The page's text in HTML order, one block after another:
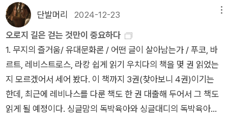
yal democrat의 기본 행동을 두 저자는 이렇게 세 가지로 정리
한다. 첫째, 승패를 떠나 자유롭고 공정한 선거의 결과를 존중해
야 한다. 둘째, 정치적 목표를 달성하기 위한 수단으로 폭력(혹은
폭력을 쓰겠다는 위협)을 사용하는 전략을 분명히 거부해야 한
다. 셋째, '위 두 가지 기본 원칙'을 어기는 모든 정당과 정치인은
민주주의에 대한 위협으로 간주해야 한다.(63쪽) ​충직한 민주주
의자의 대척점에 '표면적으로 충직한semi-loyal 민주주의자'가
은 자신이 가진 환상을 통해 타자를 욕망의 대상으로 삼지만, 그
환상은 결코 실재계(the Real)를 충족시키지 못한다. 따라서 남
성과 여성(혹은 주체와 주체) 사이에 '완벽한 관계'나 '상호 완전
한 이해'는 존재하지 않는다. 성관계는 없다. ​​아, 챗GPT의 문장을
읽고 나니 무슨 말인지 알겠어. 알 것 같애. 그 책을 읽고, 이 책을
읽었는데도 모르겠더니. 이런 나를 슬퍼하며, 이 두꺼운 책을 이
어 읽는다. '성관계는 없다', 이렇게 써놓고. ​​​그런데, 그 없다던 성
관계가 있단다. 있다고 한다. 없다고 그랬는데, 그래서 알겠다 했
마치고 와서는 계속 밥-잠-밥-잠-병원-밥-잠의 시간을 보냈다.
다시 주일이 한 번 지나가고, 정신을 차리니, 그러니까 달력을 쳐
다보니 1월 6일이었다. 1월 6일? 그렇게 나의 새해는 1월 6일이
었다. 그렇게 1월 6일을 1월 1일처럼 보내고 화요일이 돼서야 책
을 펼쳤으나 갈 길이 멀었고. 친구가 보내준 라떼와 스트로베리
초콜릿케이크(사실 친구가 보내준건 아메리카노와 아이스박스)
와 함께 즐거운 독서 시간을 마침내 보냈다. 그리고 그 길고 어려
운 책을 읽는 사이사이, 쉬는 시간마다 이 책을 읽었다. ​진짜 무서
단발머리 2024-12-23
오로지 길은 걷는 것만이 중요하다
1. 무지의 즐거움/ 유대문화론 / 어떤 글이 살아남는가 / 푸코, 바
르트, 레비스트로스, 라캉 쉽게 읽기 ​우치다의 책을 몇 권 읽었는
지 모르겠어서 세어 봤다. 이 책까지 3권(찾아보니 4권)이기는
한데, 최근에 레비나스를 다룬 책도 한 권 대출해 두어서 그 책도
읽게 될 예정이다. ​싱글맘의 독박육아와 싱글대디의 독박육아가